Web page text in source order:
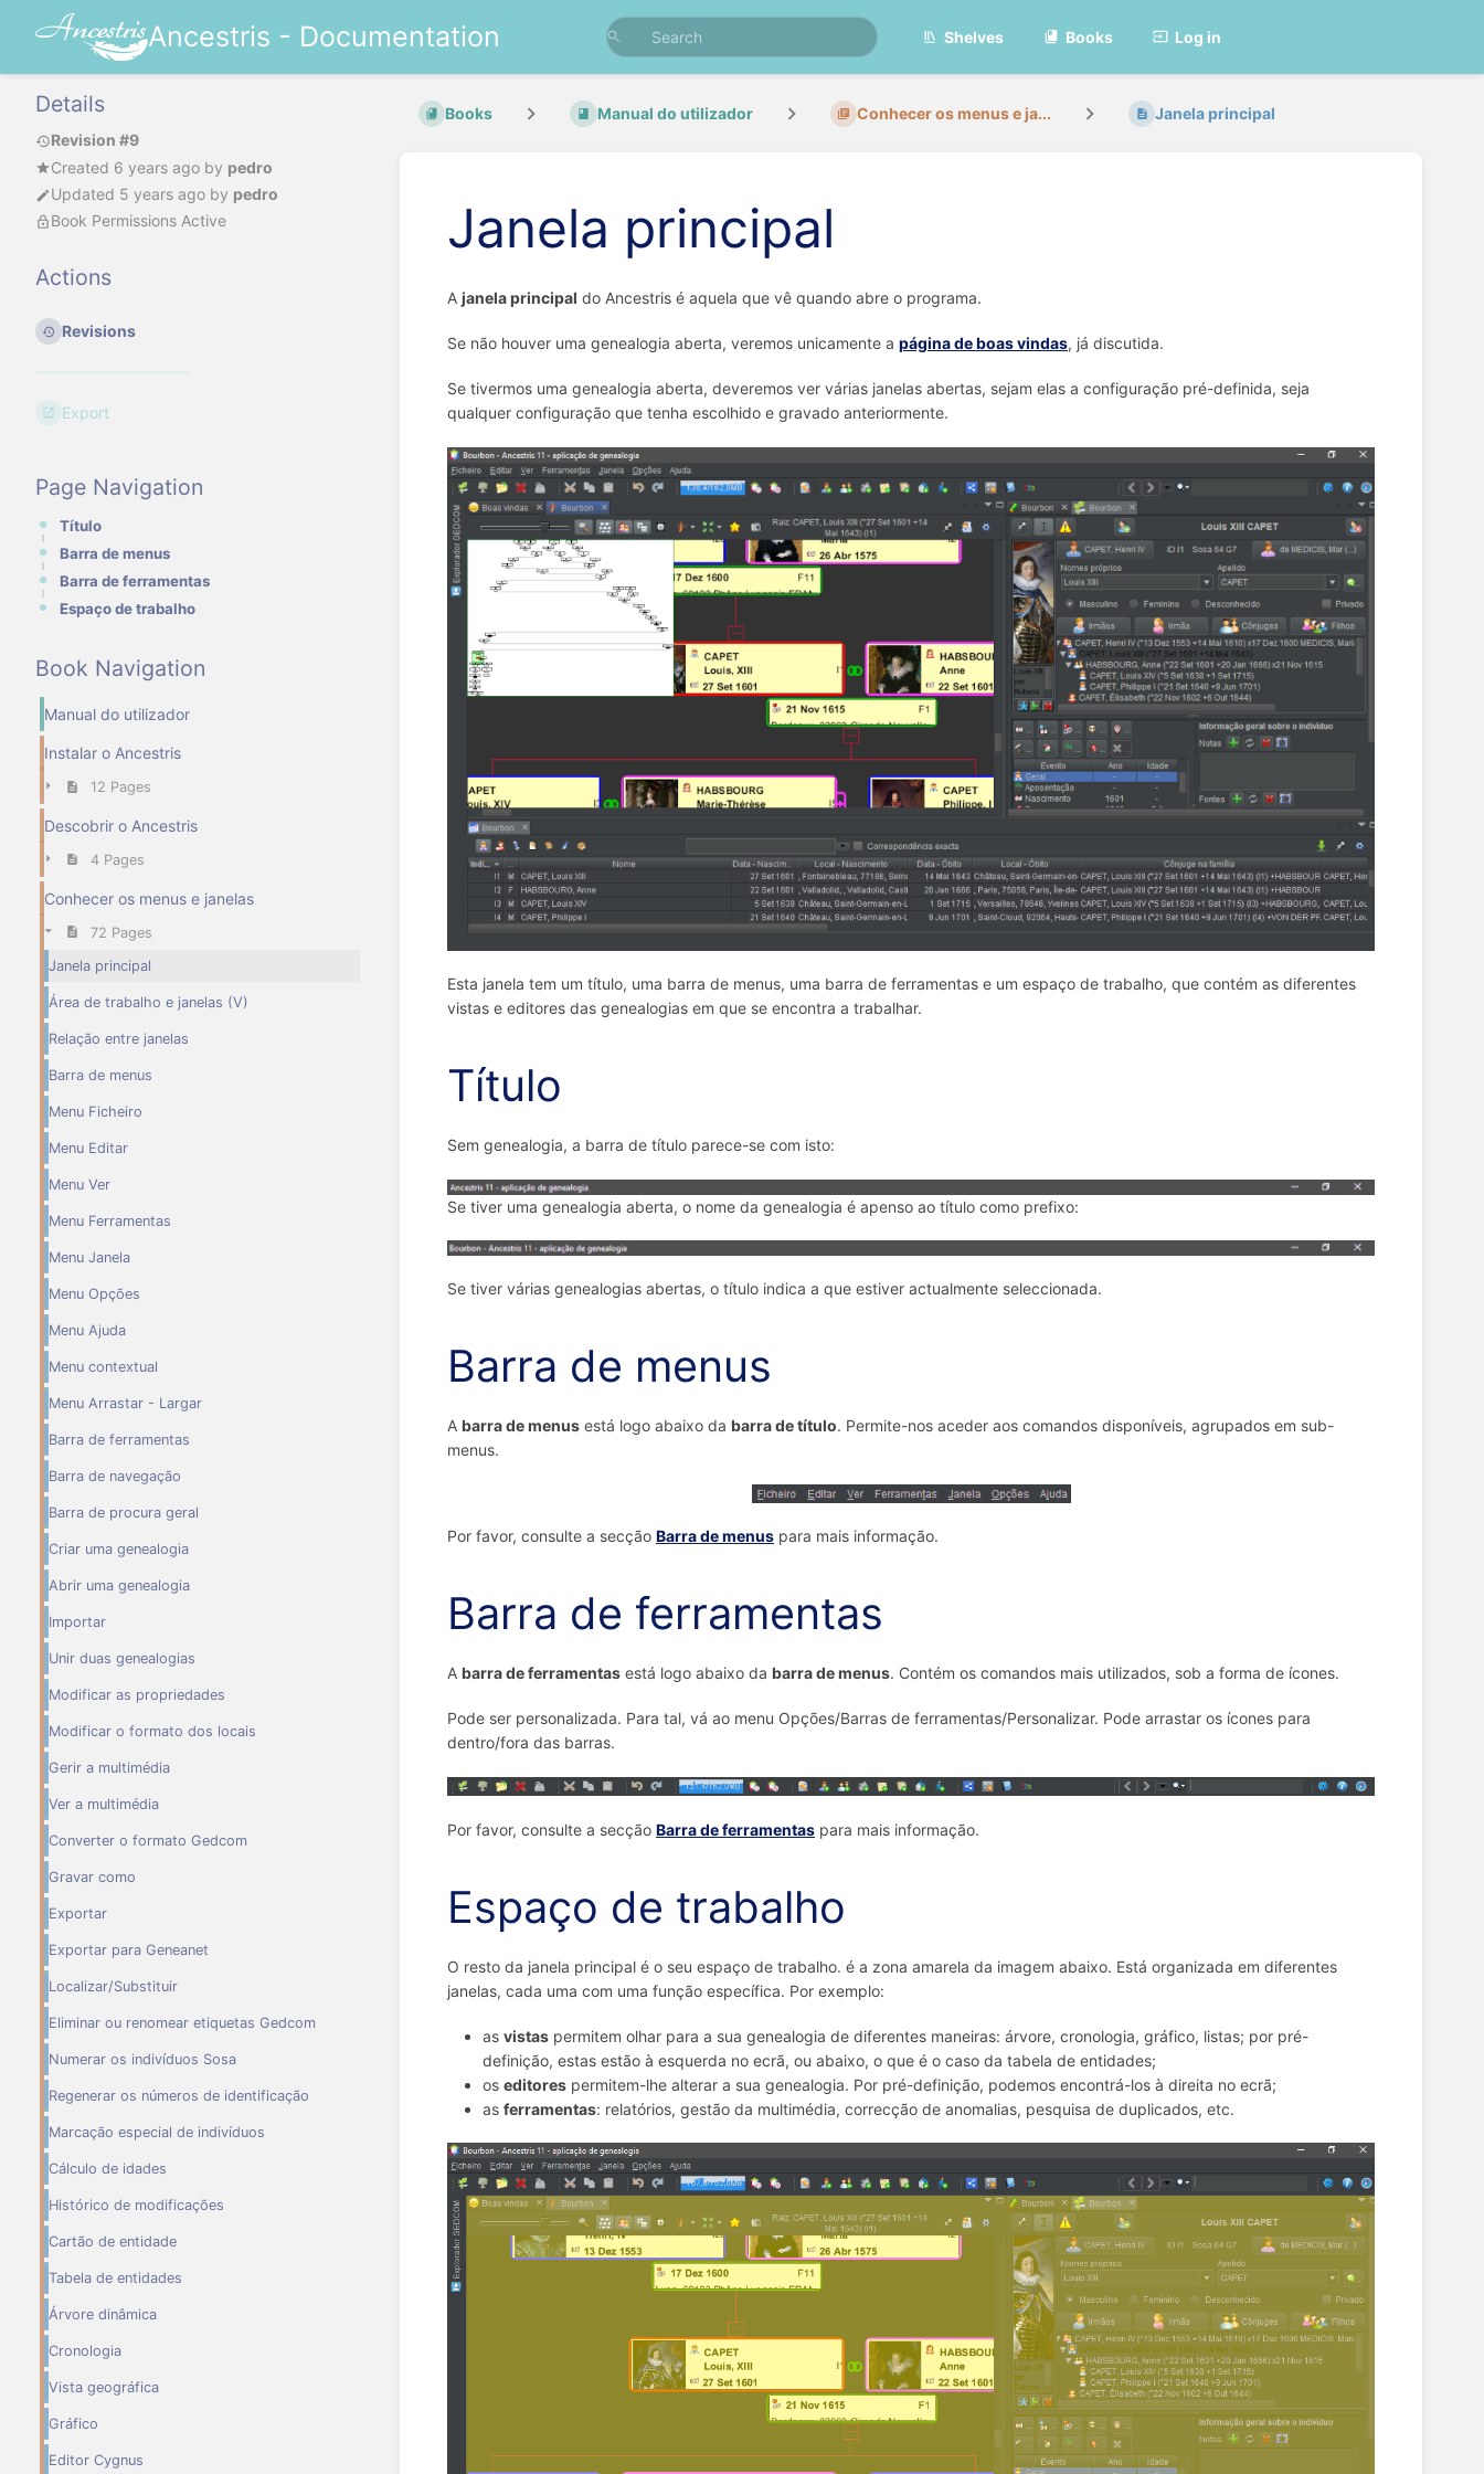
Ancestris - Documentation Shelves Books Log in
Details
Revision #9
Created 6 years ago by pedro
Updated 5 years ago by pedro
Book Permissions Active
Actions
Revisions
Export
Page Navigation
Título
Barra de menus
Barra de ferramentas
Espaço de trabalho
Book Navigation
Manual do utilizador
Instalar o Ancestris
12 Pages
Descobrir o Ancestris
4 Pages
Conhecer os menus e janelas
72 Pages
Janela principal
Área de trabalho e janelas (V)
Relação entre janelas
Barra de menus
Menu Ficheiro
Menu Editar
Menu Ver
Menu Ferramentas
Menu Janela
Menu Opções
Menu Ajuda
Menu contextual
Menu Arrastar - Largar
Barra de ferramentas
Barra de navegação
Barra de procura geral
Criar uma genealogia
Abrir uma genealogia
Importar
Unir duas genealogias
Modificar as propriedades
Modificar o formato dos locais
Gerir a multimédia
Ver a multimédia
Converter o formato Gedcom
Gravar como
Exportar
Exportar para Geneanet
Localizar/Substituir
Eliminar ou renomear etiquetas Gedcom
Numerar os indivíduos Sosa
Regenerar os números de identificação
Marcação especial de indivíduos
Cálculo de idades
Histórico de modificações
Cartão de entidade
Tabela de entidades
Árvore dinâmica
Cronologia
Vista geográfica
Gráfico
Editor Cygnus
Books Manual do utilizador Conhecer os menus e ja... Janela principal
Janela principal
A janela principal do Ancestris é aquela que vê quando abre o programa.
Se não houver uma genealogia aberta, veremos unicamente a página de boas vindas, já discutida.
Se tivermos uma genealogia aberta, deveremos ver várias janelas abertas, sejam elas a configuração pré-definida, seja
qualquer configuração que tenha escolhido e gravado anteriormente.
Esta janela tem um título, uma barra de menus, uma barra de ferramentas e um espaço de trabalho, que contém as diferentes
vistas e editores das genealogias em que se encontra a trabalhar.
Título
Sem genealogia, a barra de título parece-se com isto:
Se tiver uma genealogia aberta, o nome da genealogia é apenso ao título como prefixo:
Se tiver várias genealogias abertas, o título indica a que estiver actualmente seleccionada.
Barra de menus
A barra de menus está logo abaixo da barra de título. Permite-nos aceder aos comandos disponíveis, agrupados em sub-
menus.
Por favor, consulte a secção Barra de menus para mais informação.
Barra de ferramentas
A barra de ferramentas está logo abaixo da barra de menus. Contém os comandos mais utilizados, sob a forma de ícones.
Pode ser personalizada. Para tal, vá ao menu Opções/Barras de ferramentas/Personalizar. Pode arrastar os ícones para
dentro/fora das barras.
Por favor, consulte a secção Barra de ferramentas para mais informação.
Espaço de trabalho
O resto da janela principal é o seu espaço de trabalho. é a zona amarela da imagem abaixo. Está organizada em diferentes
janelas, cada uma com uma função específica. Por exemplo:
as vistas permitem olhar para a sua genealogia de diferentes maneiras: árvore, cronologia, gráfico, listas; por pré-
definição, estas estão à esquerda no ecrã, ou abaixo, o que é o caso da tabela de entidades;
os editores permitem-lhe alterar a sua genealogia. Por pré-definição, podemos encontrá-los à direita no ecrã;
as ferramentas: relatórios, gestão da multimédia, correcção de anomalias, pesquisa de duplicados, etc.